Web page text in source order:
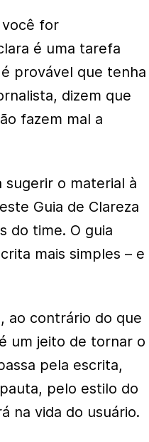
você for
é uma tarefa
provável que tenha
dizem que
fazem mal a
sugerir o material à
Guia de Clareza
do time. O guia
mais simples – e
ao contrário do que
um jeito de tornar o
pela escrita,
pelo estilo do
na vida do usuário.